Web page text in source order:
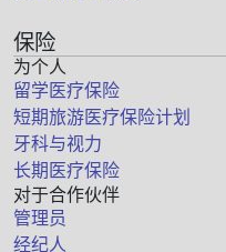
保险
为个人
留学医疗保险
短期旅游医疗保险计划
牙科与视力
长期医疗保险
对于合作伙伴
管理员
经纪人